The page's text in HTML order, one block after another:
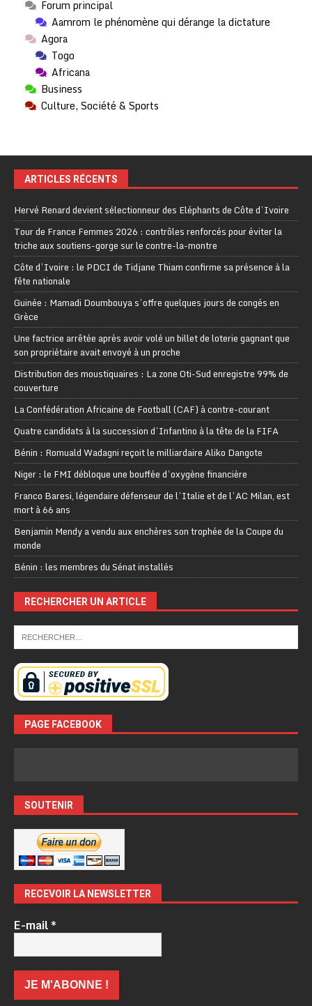
Forum principal
Aamrom le phénomène qui dérange la dictature
Agora
Togo
Africana
Business
Culture, Société & Sports
ARTICLES RÉCENTS
Hervé Renard devient sélectionneur des Eléphants de Côte d’Ivoire
Tour de France Femmes 2026 : contrôles renforcés pour éviter la
triche aux soutiens-gorge sur le contre-la-montre
Côte d’Ivoire : le PDCI de Tidjane Thiam confirme sa présence à la
fête nationale
Guinée : Mamadi Doumbouya s’offre quelques jours de congés en
Grèce
Une factrice arrêtée après avoir volé un billet de loterie gagnant que
son propriétaire avait envoyé à un proche
Distribution des moustiquaires : La zone Oti-Sud enregistre 99% de
couverture
La Confédération Africaine de Football (CAF) à contre-courant
Quatre candidats à la succession d’Infantino à la tête de la FIFA
Bénin : Romuald Wadagni reçoit le milliardaire Aliko Dangote
Niger : le FMI débloque une bouffée d’oxygène financière
Franco Baresi, légendaire défenseur de l’Italie et de l’AC Milan, est
mort à 66 ans
Benjamin Mendy a vendu aux enchères son trophée de la Coupe du
monde
Bénin : les membres du Sénat installés
RECHERCHER UN ARTICLE
PAGE FACEBOOK
SOUTENIR
RECEVOIR LA NEWSLETTER
E-mail*